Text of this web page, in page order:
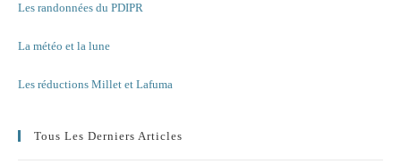
Les randonnées du PDIPR
La météo et la lune
Les réductions Millet et Lafuma
Tous Les Derniers Articles